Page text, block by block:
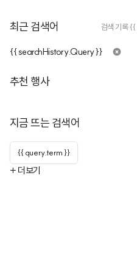
최근 검색어 검색 기록
{{ searchHistory.Query }}
추천 행사
지금 뜨는 검색어
{{ query.term }}
+ 더보기
21%파티
구독자